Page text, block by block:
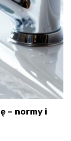
– normy i